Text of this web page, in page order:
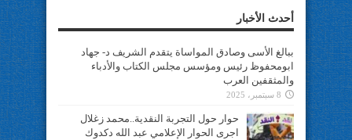
أحدث الأخبار
ببالغ الأسى وصادق المواساة يتقدم الشريف د- جهاد
ابومحفوظ رئيس ومؤسس مجلس الكتاب والأدباء
والمثقفين العرب
8 سبتمبر، 2025
حوار حول التجربة النقدية..محمد زغلال
اجرى الحوار الإعلامي عبد الله دكدوك